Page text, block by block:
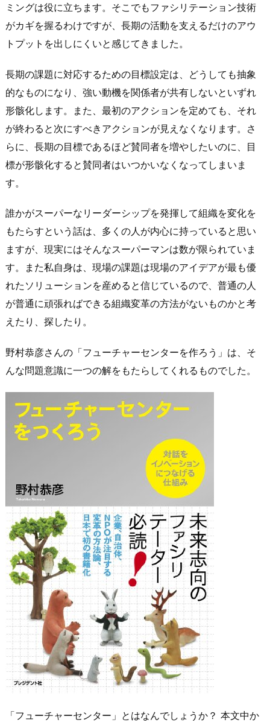
ミングは役に立ちます。そこでもファシリテーション技術
がカギを握るわけですが、長期の活動を支えるだけのアウ
トプットを出しにくいと感じてきました。
長期の課題に対応するための目標設定は、どうしても抽象
的なものになり、強い動機を関係者が共有しないといずれ
形骸化します。また、最初のアクションを定めても、それ
が終わると次にすべきアクションが見えなくなります。さ
らに、長期の目標であるほど賛同者を増やしたいのに、目
標が形骸化すると賛同者はいつかいなくなってしまいま
す。
誰かがスーパーなリーダーシップを発揮して組織を変化を
もたらすという話は、多くの人が内心に持っていると思い
ますが、現実にはそんなスーパーマンは数が限られていま
す。また私自身は、現場の課題は現場のアイデアが最も優
れたソリューションを産めると信じているので、普通の人
が普通に頑張ればできる組織変革の方法がないものかと考
えたり、探したり。
野村恭彦さんの「フューチャーセンターを作ろう」は、そ
んな問題意識に一つの解をもたらしてくれるものでした。
「フューチャーセンター」とはなんでしょうか？ 本文中か